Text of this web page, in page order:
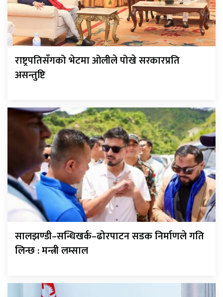
राष्ट्रपतिसँगको भेटमा ओलीले पोखे सरकारप्रति
असन्तुष्टि
सालझण्डी–सन्धिखर्क–ढोरपाटन सडक निर्माणले गति
लिन्छ : मन्त्री लम्साल